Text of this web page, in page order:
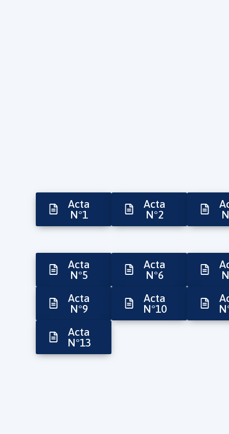
Acta
N°1
Acta
N°2
Acta
N°5
Acta
N°6
Acta
N°9
Acta
N°10
Acta
N°13